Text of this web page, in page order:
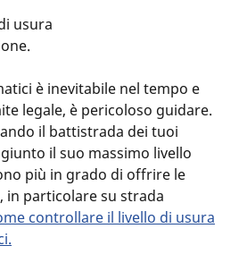
usura
è inevitabile nel tempo e
legale, è pericoloso guidare.
il battistrada dei tuoi
il suo massimo livello
più in grado di offrire le
in particolare su strada
controllare il livello di usura
.